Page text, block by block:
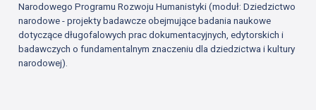
Narodowego Programu Rozwoju Humanistyki (moduł: Dziedzictwo
narodowe - projekty badawcze obejmujące badania naukowe
dotyczące długofalowych prac dokumentacyjnych, edytorskich i
badawczych o fundamentalnym znaczeniu dla dziedzictwa i kultury
narodowej).